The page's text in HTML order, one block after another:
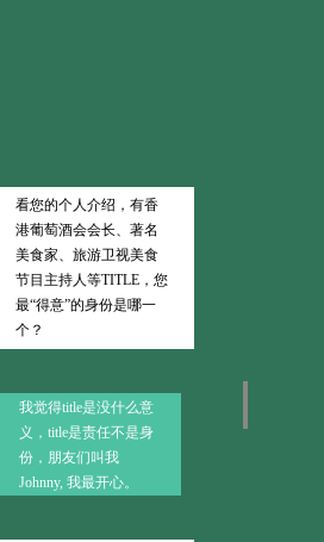
看您的个人介绍，有香
港葡萄酒会会长、著名
美食家、旅游卫视美食
节目主持人等TITLE，您
最“得意”的身份是哪一
个？
我觉得title是没什么意
义，title是责任不是身
份，朋友们叫我
Johnny, 我最开心。